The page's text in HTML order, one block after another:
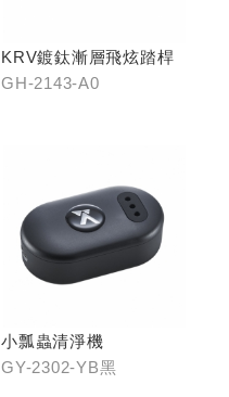
KRV鍍鈦漸層飛炫踏桿
GH-2143-A0
小瓢蟲清淨機
GY-2302-YB黑